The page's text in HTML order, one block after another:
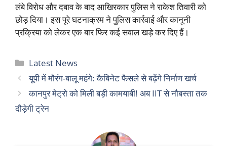
लंबे विरोध और दबाव के बाद आखिरकार पुलिस ने राकेश तिवारी को
छोड़ दिया। इस पूरे घटनाक्रम ने पुलिस कार्रवाई और कानूनी
प्रक्रिया को लेकर एक बार फिर कई सवाल खड़े कर दिए हैं।
Categories
Latest News
यूपी में मौरंग-बालू महंगे: कैबिनेट फैसले से बढ़ेंगे निर्माण खर्च
कानपुर मेट्रो को मिली बड़ी कामयाबी! अब IIT से नौबस्ता तक
दौड़ेगी ट्रेन